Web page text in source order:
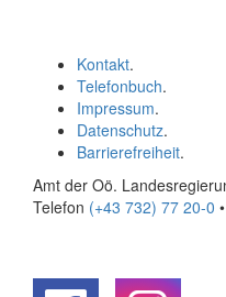
Kontakt.
Telefonbuch.
Impressum.
Datenschutz.
Barrierefreiheit.
Amt der Oö.
Telefon (+43 732) 77 20-0